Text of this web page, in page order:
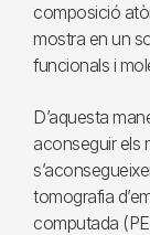
composició
mostra en un
funcionals i
D’aquesta
aconseguir els
tomografia
computada